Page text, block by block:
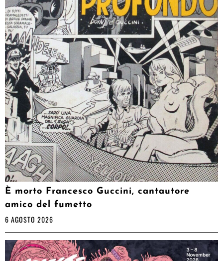
È morto Francesco Guccini, cantautore
amico del fumetto
6 AGOSTO 2026